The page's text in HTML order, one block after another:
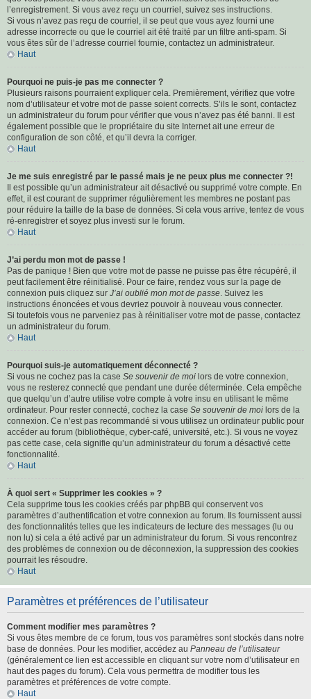
l’enregistrement. Si vous avez reçu un courriel, suivez ses instructions.
Si vous n’avez pas reçu de courriel, il se peut que vous ayez fourni une
adresse incorrecte ou que le courriel ait été traité par un filtre anti-spam. Si
vous êtes sûr de l’adresse courriel fournie, contactez un administrateur.
Haut
Pourquoi ne puis-je pas me connecter ?
Plusieurs raisons pourraient expliquer cela. Premièrement, vérifiez que votre
nom d’utilisateur et votre mot de passe soient corrects. S’ils le sont, contactez
un administrateur du forum pour vérifier que vous n’avez pas été banni. Il est
également possible que le propriétaire du site Internet ait une erreur de
configuration de son côté, et qu’il devra la corriger.
Haut
Je me suis enregistré par le passé mais je ne peux plus me connecter ?!
Il est possible qu’un administrateur ait désactivé ou supprimé votre compte. En
effet, il est courant de supprimer régulièrement les membres ne postant pas
pour réduire la taille de la base de données. Si cela vous arrive, tentez de vous
ré-enregistrer et soyez plus investi sur le forum.
Haut
J’ai perdu mon mot de passe !
Pas de panique ! Bien que votre mot de passe ne puisse pas être récupéré, il
peut facilement être réinitialisé. Pour ce faire, rendez vous sur la page de
connexion puis cliquez sur J’ai oublié mon mot de passe . Suivez les
instructions énoncées et vous devriez pouvoir à nouveau vous connecter.
Si toutefois vous ne parveniez pas à réinitialiser votre mot de passe, contactez
un administrateur du forum.
Haut
Pourquoi suis-je automatiquement déconnecté ?
Si vous ne cochez pas la case Se souvenir de moi lors de votre connexion,
vous ne resterez connecté que pendant une durée déterminée. Cela empêche
que quelqu’un d’autre utilise votre compte à votre insu en utilisant le même
ordinateur. Pour rester connecté, cochez la case Se souvenir de moi lors de la
connexion. Ce n’est pas recommandé si vous utilisez un ordinateur public pour
accéder au forum (bibliothèque, cyber-café, université, etc.). Si vous ne voyez
pas cette case, cela signifie qu’un administrateur du forum a désactivé cette
fonctionnalité.
Haut
À quoi sert « Supprimer les cookies » ?
Cela supprime tous les cookies créés par phpBB qui conservent vos
paramètres d’authentification et votre connexion au forum. Ils fournissent aussi
des fonctionnalités telles que les indicateurs de lecture des messages (lu ou
non lu) si cela a été activé par un administrateur du forum. Si vous rencontrez
des problèmes de connexion ou de déconnexion, la suppression des cookies
pourrait les résoudre.
Haut
Paramètres et préférences de l’utilisateur
Comment modifier mes paramètres ?
Si vous êtes membre de ce forum, tous vos paramètres sont stockés dans notre
base de données. Pour les modifier, accédez au Panneau de l’utilisateur
(généralement ce lien est accessible en cliquant sur votre nom d’utilisateur en
haut des pages du forum). Cela vous permettra de modifier tous les
paramètres et préférences de votre compte.
Haut